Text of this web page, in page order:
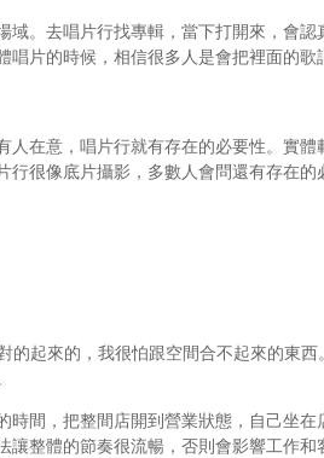
。去唱片行找專輯，當下打開來，會
片的時候，相信很多人是會把裡面的
在意，唱片行就有存在的必要性。實
行很像底片攝影，多數人會問還有存在
的起來的，我很怕跟空間合不起來的東
間，把整間店開到營業狀態，自己坐
整體的節奏很流暢，否則會影響工作和